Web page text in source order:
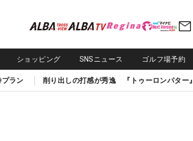
ショッピング SNSニュース ゴルフ場予約
ラン 削り出しの打感が秀逸 『トゥーロンパター』